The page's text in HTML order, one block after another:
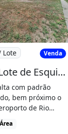
Lote de
Lote Venda
Vendo Lote de Esquina com 218M2 no Condomínio Alpha Jardins, na Rua do Ceasa Tabuleiro Do
com padrão
bem próximo o
de Rio
com - Nascente-